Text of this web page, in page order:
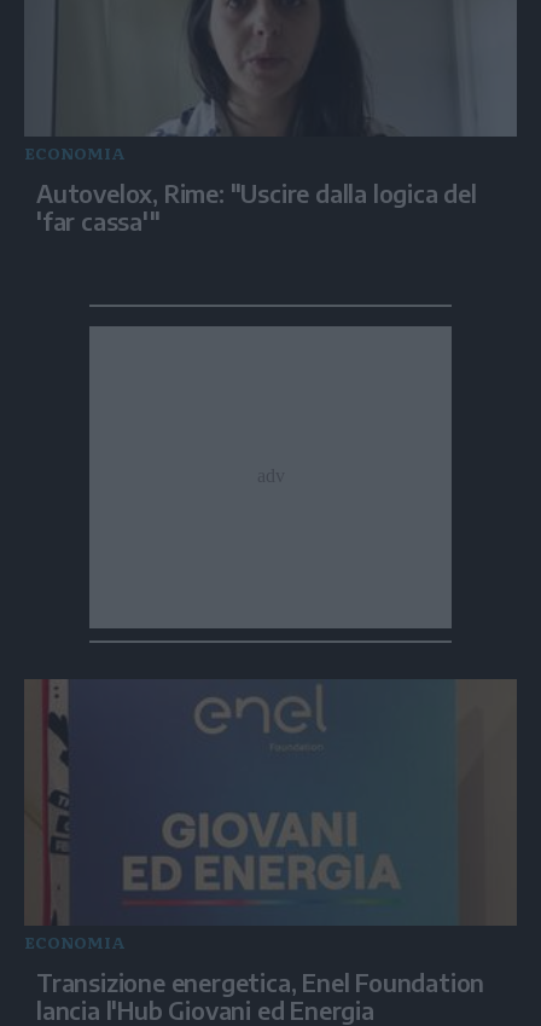
ECONOMIA
Autovelox, Rime: "Uscire dalla logica del
'far cassa'"
ECONOMIA
Transizione energetica, Enel Foundation
lancia l'Hub Giovani ed Energia